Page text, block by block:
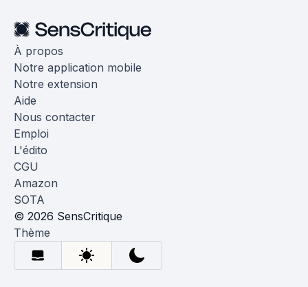
À propos
Notre application mobile
Notre extension
Aide
Nous contacter
Emploi
L'édito
CGU
Amazon
SOTA
© 2026 SensCritique
Thème